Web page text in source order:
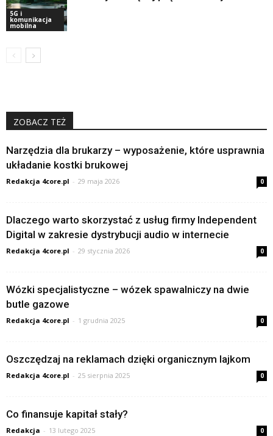
5G i
komunikacja
mobilna
ZOBACZ TEŻ
Narzędzia dla brukarzy – wyposażenie, które usprawnia
układanie kostki brukowej
Redakcja 4core.pl - 29 maja 2026 0
Dlaczego warto skorzystać z usług firmy Independent
Digital w zakresie dystrybucji audio w internecie
Redakcja 4core.pl - 29 stycznia 2026 0
Wózki specjalistyczne – wózek spawalniczy na dwie
butle gazowe
Redakcja 4core.pl - 1 grudnia 2025 0
Oszczędzaj na reklamach dzięki organicznym lajkom
Redakcja 4core.pl - 25 sierpnia 2025 0
Co finansuje kapitał stały?
Redakcja - 13 lutego 2025 0